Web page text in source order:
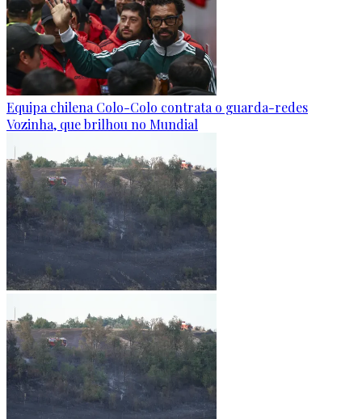
Equipa chilena Colo-Colo contrata o guarda-redes
Vozinha, que brilhou no Mundial